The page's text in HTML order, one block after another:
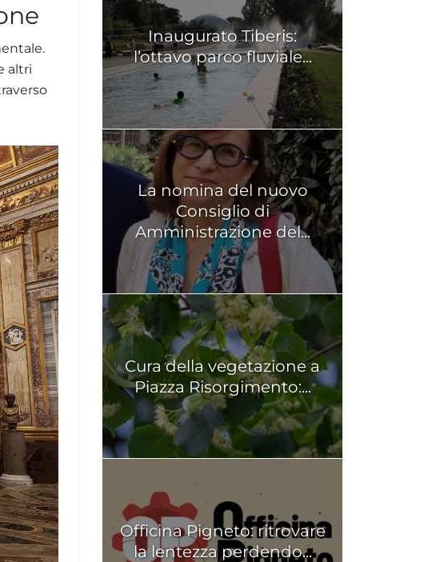
altri
Inaugurato Tiberis:
l’ottavo parco fluviale...
La nomina del nuovo
Consiglio di
Amministrazione del...
Cura della vegetazione a
Piazza Risorgimento:...
Officina Pigneto: ritrovare
la lentezza perdendo...